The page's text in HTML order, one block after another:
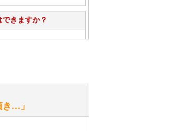
きますか？
教えてください。
き…」